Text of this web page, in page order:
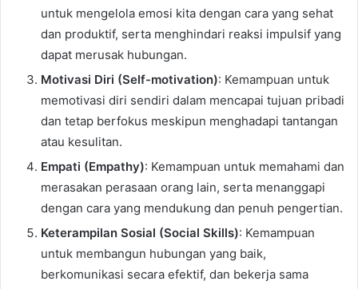
untuk mengelola emosi kita dengan cara yang sehat
dan produktif, serta menghindari reaksi impulsif yang
dapat merusak hubungan.
Motivasi Diri (Self-motivation): Kemampuan untuk
memotivasi diri sendiri dalam mencapai tujuan pribadi
dan tetap berfokus meskipun menghadapi tantangan
atau kesulitan.
Empati (Empathy): Kemampuan untuk memahami dan
merasakan perasaan orang lain, serta menanggapi
dengan cara yang mendukung dan penuh pengertian.
Keterampilan Sosial (Social Skills): Kemampuan
untuk membangun hubungan yang baik,
berkomunikasi secara efektif, dan bekerja sama